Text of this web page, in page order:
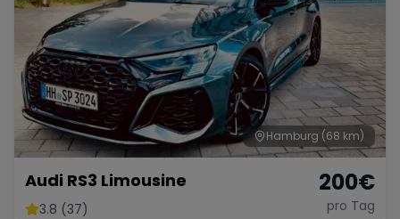
Bugatti Lotus Maserati
Range Rover Corvette Hamburg (68 km)
Audi RS3 Limousine
3.8 (37)
200€
pro Tag